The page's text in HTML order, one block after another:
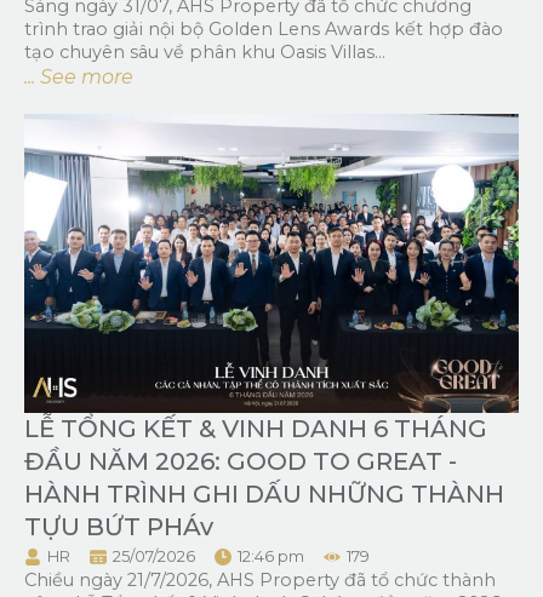
Sáng ngày 31/07, AHS Property đã tổ chức chương
trình trao giải nội bộ Golden Lens Awards kết hợp đào
tạo chuyên sâu về phân khu Oasis Villas...
... See more
LỄ TỔNG KẾT & VINH DANH 6 THÁNG
ĐẦU NĂM 2026: GOOD TO GREAT -
HÀNH TRÌNH GHI DẤU NHỮNG THÀNH
TỰU BỨT PHÁv
HR 25/07/2026 12:46 pm 179
Chiều ngày 21/7/2026, AHS Property đã tổ chức thành